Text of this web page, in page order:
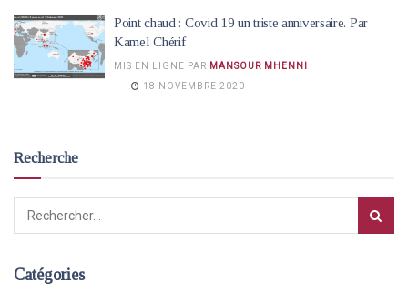
Point chaud : Covid 19 un triste anniversaire. Par
Kamel Chérif
MIS EN LIGNE PAR MANSOUR MHENNI
18 NOVEMBRE 2020
Recherche
Catégories